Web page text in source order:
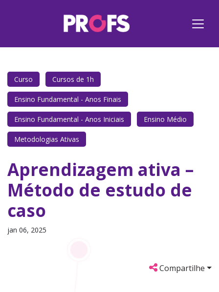
Curso Cursos de 1h
Ensino Fundamental - Anos Finais
Ensino Fundamental - Anos Iniciais Ensino Médio
Metodologias Ativas
Aprendizagem ativa –
Método de estudo de
caso
jan 06, 2025
Compartilhe